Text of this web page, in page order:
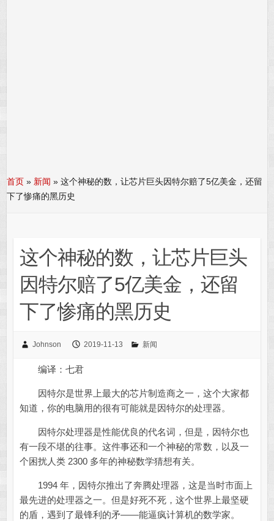
首页 » 新闻 »这个神秘的数，让芯片巨头因特尔赔了5亿美金，还留
下了惨痛的黑历史
这个神秘的数，让芯片巨头
因特尔赔了5亿美金，还留
下了惨痛的黑历史
Johnson 2019-11-13 新闻
编译：七君
因特尔是世界上最大的芯片制造商之一，这个大家都
知道，你的电脑用的很有可能就是因特尔的处理器。
因特尔处理器是性能优良的代名词，但是，因特尔也
有一段不堪的往事。这件事还和一个神秘的常数，以及一
个困扰人类 2300 多年的神秘数学猜想有关。
1994 年，因特尔推出了奔腾处理器，这是当时市面上
最先进的处理器之一。但是好死不死，这个世界上最坚硬
的盾，遇到了最锋利的矛——能逼疯计算机的数学家。